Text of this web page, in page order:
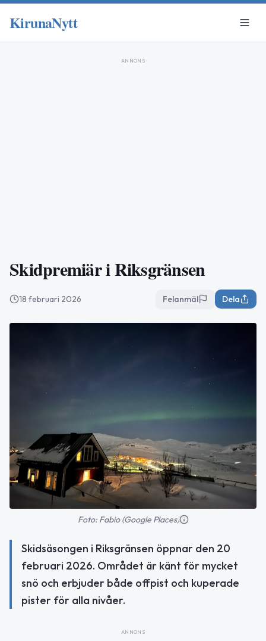
KirunaNytt
ANNONS
Skidpremiär i Riksgränsen
18 februari 2026 Felanmäl Dela
Foto: Fabio (Google Places)
Skidsäsongen i Riksgränsen öppnar den 20
februari 2026. Området är känt för mycket
snö och erbjuder både offpist och kuperade
pister för alla nivåer.
ANNONS